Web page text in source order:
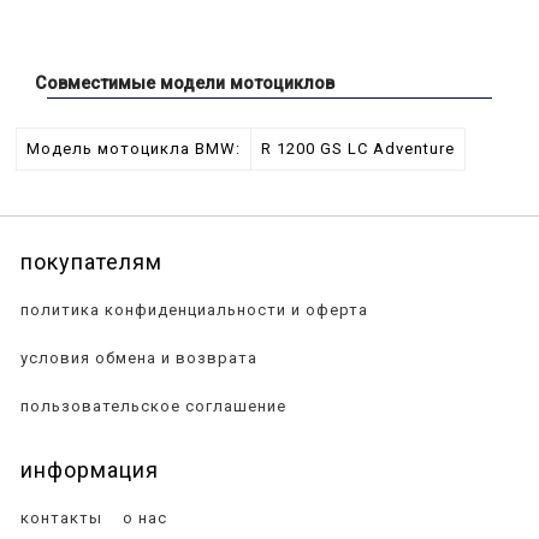
Совместимые модели мотоциклов
Модель мотоцикла BMW: R 1200 GS LC Adventure
покупателям
политика конфиденциальности и оферта
условия обмена и возврата
пользовательское соглашение
информация
контакты о нас